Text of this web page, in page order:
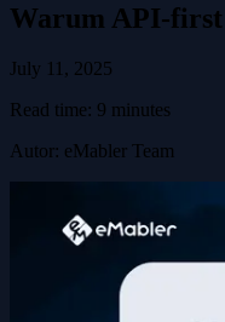
Warum API-first
July 11, 2025
Read time: 9 minutes
Autor: eMabler Team